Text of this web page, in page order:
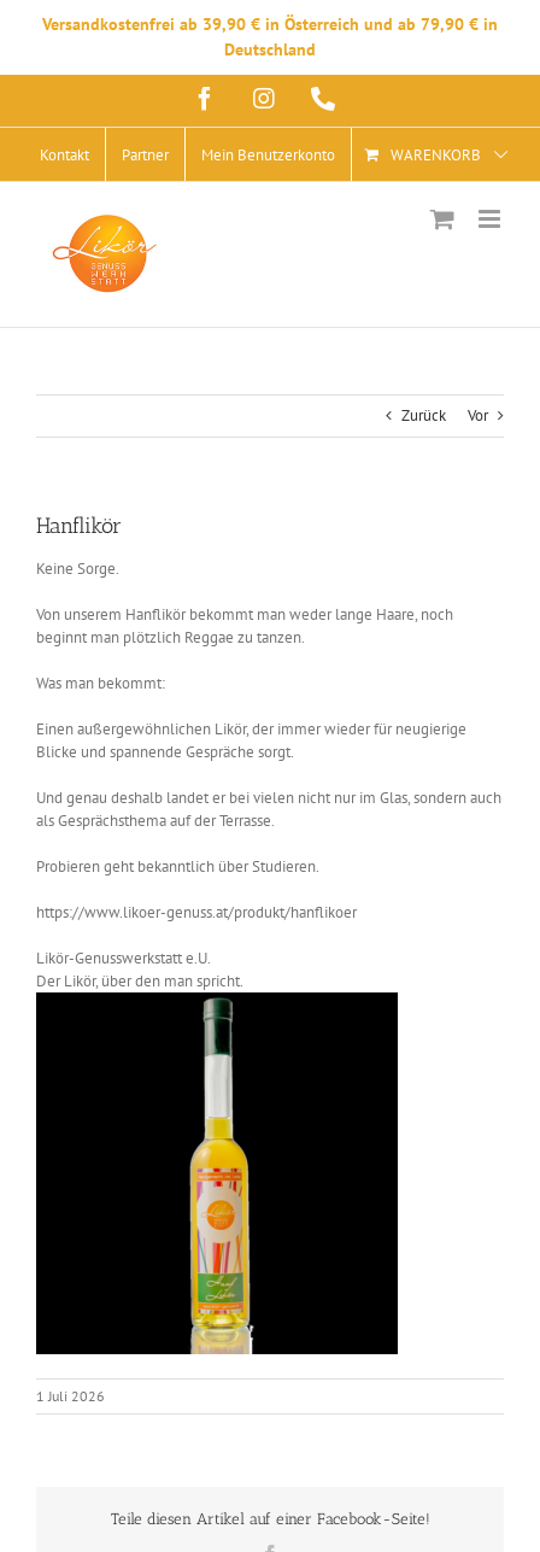
Versandkostenfrei ab 39,90 € in Österreich und ab 79,90 € in
Deutschland
springen
FacebookInstagram
Kontakt Partner Mein Benutzerkonto WARENKORB
Zurück Vor
Hanflikör
Keine Sorge.
Von unserem Hanflikör bekommt man weder lange Haare, noch
beginnt man plötzlich Reggae zu tanzen.
Was man bekommt:
Einen außergewöhnlichen Likör, der immer wieder für neugierige
Blicke und spannende Gespräche sorgt.
Und genau deshalb landet er bei vielen nicht nur im Glas, sondern auch
als Gesprächsthema auf der Terrasse.
Probieren geht bekanntlich über Studieren.
https://www.likoer-genuss.at/produkt/hanflikoer
Likör-Genusswerkstatt e.U.
Der Likör, über den man spricht.
1 Juli 2026
Teile diesen Artikel auf einer Facebook-Seite!